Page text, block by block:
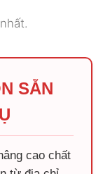
SẴN
cao chất